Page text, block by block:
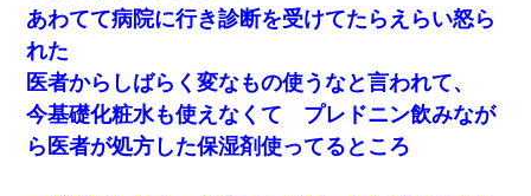
あわてて病院に行き診断を受けてたらえらい怒ら
れた
医者からしばらく変なもの使うなと言われて、
今基礎化粧水も使えなくて プレドニン飲みなが
ら医者が処方した保湿剤使ってるところ